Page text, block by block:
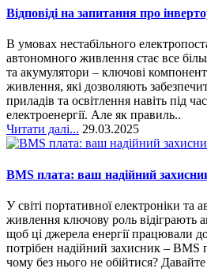
Відповіді на запитання про
В умовах нестабільного
автономного живлення стає все
та акумулятори – ключові
живлення, які дозволяють
приладів та освітлення навіть під
електроенергії. Але як правиль..
Читати далі... 29.03.2025
BMS плата: ваш надійний
У світі портативної електроніки та
живлення ключову роль відіграють
щоб ці джерела енергії працювали
потрібен надійний захисник – BMS
чому без нього не обійтися?